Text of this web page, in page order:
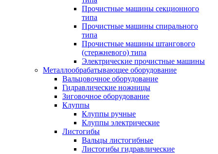
Прочистные машины секционного
типа
Прочистные машины спирального
типа
Прочистные машины штангового
(стержневого) типа
Электрические прочистные машины
Металлообрабатывающее оборудование
Вальцовочное оборудование
Гидравлические ножницы
Зиговочное оборудование
Клуппы
Клуппы ручные
Клуппы электрические
Листогибы
Вальцы листогибные
Листогибы гидравлические